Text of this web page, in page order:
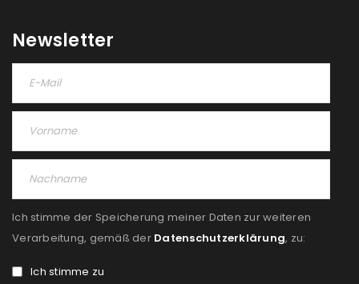
ANMELDEN
PASSWORT VERGESSEN?
REGISTRIEREN
E-Mail-Adresse
Newsletter
Ich stimme der Speicherung meiner Daten zur weiteren
Verarbeitung, gemäß der Datenschutzerklärung, zu:
Ich stimme zu